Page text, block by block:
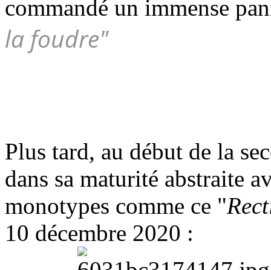
commandé un immense
la foudre"
Plus tard, au début de la
dans sa maturité abstraite
monotypes comme ce "
10 décembre 2020 :